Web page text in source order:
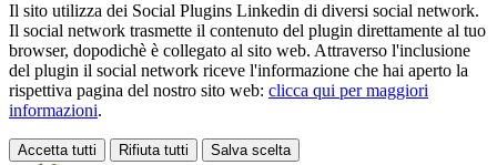
Il sito utilizza dei Social Plugins Linkedin di diversi social network.
Il social network trasmette il contenuto del plugin direttamente al tuo
browser, dopodichè è collegato al sito web. Attraverso l'inclusione
del plugin il social network riceve l'informazione che hai aperto la
rispettiva pagina del nostro sito web: clicca qui per maggiori
informazioni.
Accetta tutti Rifiuta tutti Salva scelta